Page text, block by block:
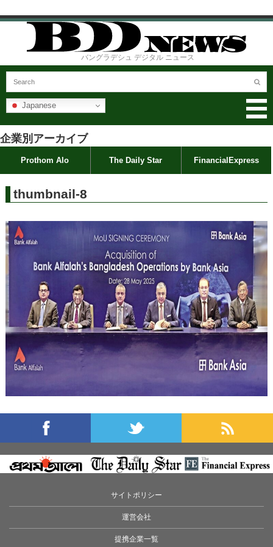
バングラデシュ デジタル ニュース
Japanese
企業別アーカイブ
Prothom Alo The Daily Star FinancialExpress
thumbnail-8
サイトポリシー
運営会社
提携企業一覧